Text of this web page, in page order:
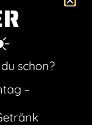
die Burger
🤩
euch aber
schon?
–